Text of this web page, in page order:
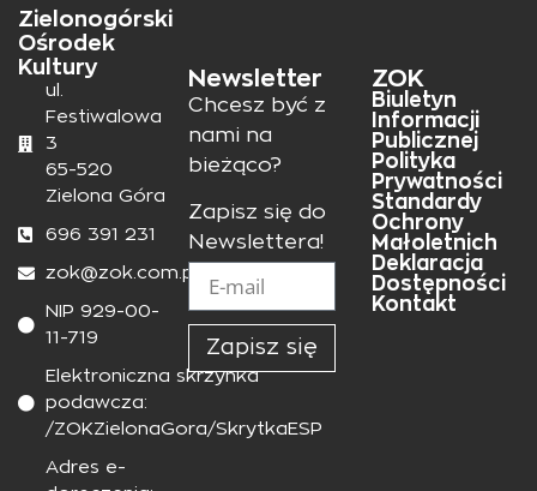
Zielonogórski
Ośrodek
Kultury
ul.
Festiwalowa
3
65-520
Zielona Góra
696 391 231
zok@zok.com.pl
NIP 929-00-
11-719
Elektroniczna skrzynka
podawcza:
/ZOKZielonaGora/SkrytkaESP
Adres e-
Newsletter
Chcesz być z
nami na
bieżąco?
Zapisz się do
Newslettera!
Zapisz się
ZOK
Biuletyn
Informacji
Publicznej
Polityka
Prywatności
Standardy
Ochrony
Małoletnich
Deklaracja
Dostępności
Kontakt